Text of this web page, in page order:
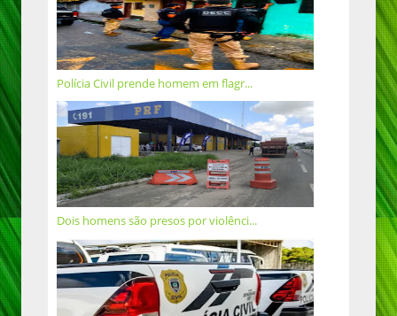
Polícia Civil prende homem em flagr...
Dois homens são presos por violênci...